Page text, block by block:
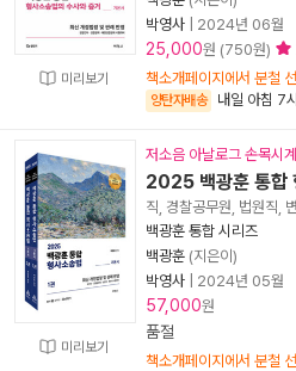
미리보기
박영사
2024년 06월
25,000원 (750원)
책소개페이지에서 분철
양탄자배송 내일 아침 7시
미리보기
저소음 아날로그 손목시
2025 백광훈 통합
직, 경찰공무원, 법원직,
백광훈 통합 시리즈
백광훈 (지은이)
박영사
2024년 05월
57,000원
품절
책소개페이지에서 분철